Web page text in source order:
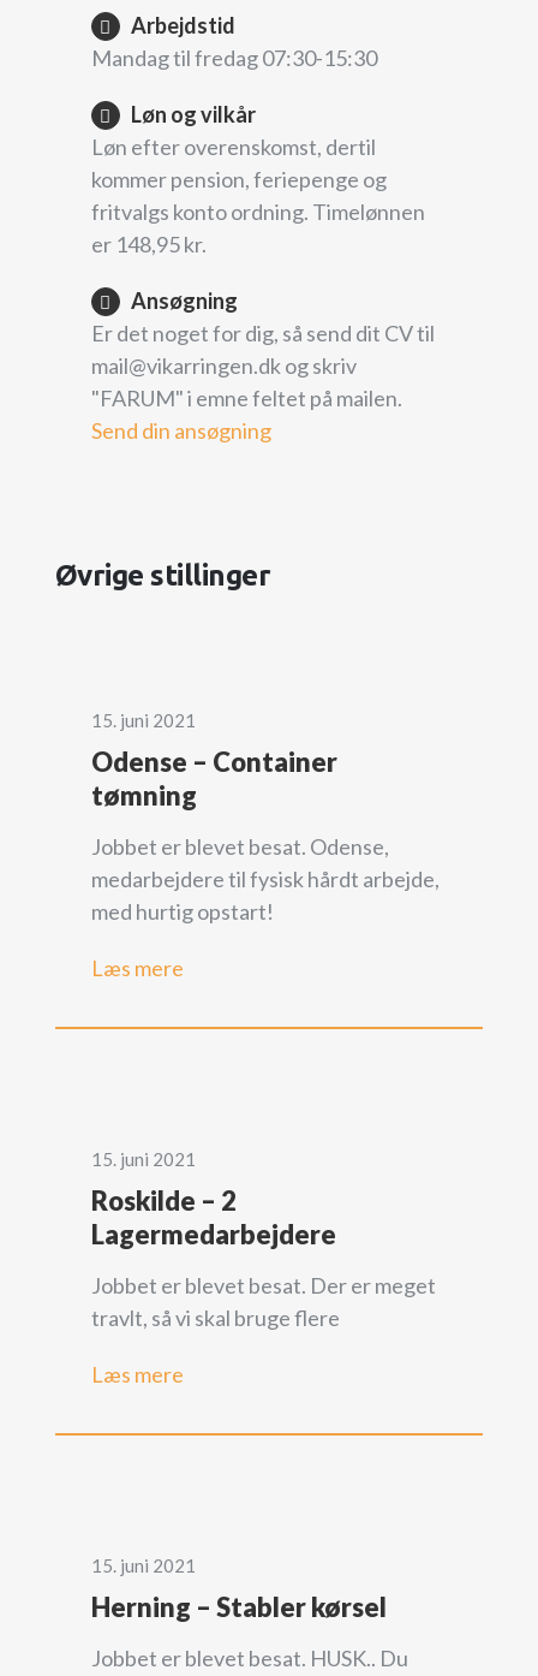
Arbejdstid
Mandag til fredag 07:30-15:30
Løn og vilkår
Løn efter overenskomst, dertil
kommer pension, feriepenge og
fritvalgs konto ordning. Timelønnen
er 148,95 kr.
Ansøgning
Er det noget for dig, så send dit CV til
mail@vikarringen.dk og skriv
"FARUM" i emne feltet på mailen.
Send din ansøgning
Øvrige stillinger
15. juni 2021
Odense – Container
tømning
Jobbet er blevet besat. Odense,
medarbejdere til fysisk hårdt arbejde,
med hurtig opstart!
Læs mere
15. juni 2021
Roskilde – 2
Lagermedarbejdere
Jobbet er blevet besat. Der er meget
travlt, så vi skal bruge flere
Læs mere
15. juni 2021
Herning – Stabler kørsel
Jobbet er blevet besat. HUSK.. Du